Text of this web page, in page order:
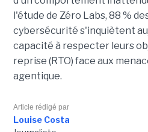
l'étude de Zéro Labs, 88 %
cybersécurité s'inquiètent
capacité à respecter leurs
reprise (RTO) face aux
agentique.
Article rédigé par
Louise Costa